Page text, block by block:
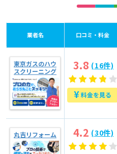
業者名 口コミ・料金
東京ガスのハウ
スクリーニング
3.8 (16件)
¥料金を見る
丸吉リフォーム 4.2 (30件)